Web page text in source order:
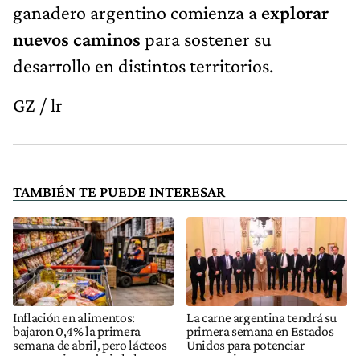
ganadero argentino comienza a explorar
nuevos caminos para sostener su
desarrollo en distintos territorios.
GZ / lr
TAMBIÉN TE PUEDE INTERESAR
Inflación en alimentos:
bajaron 0,4% la primera
semana de abril, pero lácteos
La carne argentina tendrá su
primera semana en Estados
Unidos para potenciar